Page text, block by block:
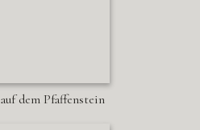
dem Pfaffenstein